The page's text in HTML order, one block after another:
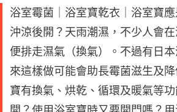
浴室霉菌｜浴室寶乾衣｜浴室寶
沖涼後開？天雨潮濕，不少人會
便排走濕氣（換氣）。不過有日
來這樣做可能會助長霉菌滋生及
寶有換氣、烘乾、循環及暖氣等